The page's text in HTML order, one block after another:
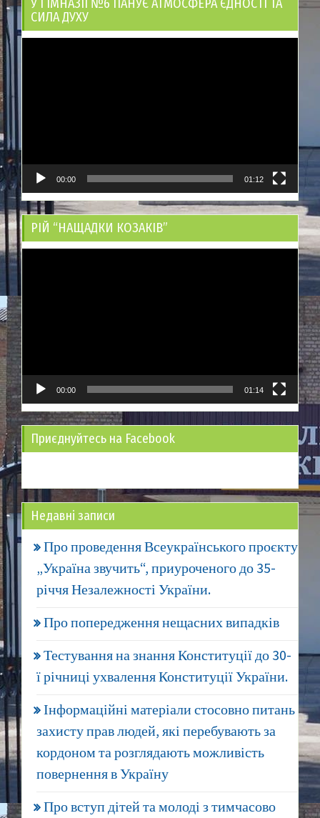
У ГІМНАЗІЇ №6 ПАНУЄ АТМОСФЕРА ЄДНОСТІ ТА
СИЛА ДУХУ
00:00 01:12
РІЙ “НАЩАДКИ КОЗАКІВ”
00:00 01:14
Приєднуйтесь на Facebook
Недавні записи
Про проведення Всеукраїнського проєкту
„Україна звучить“, приуроченого до 35-
річчя Незалежності України.
Про попередження нещасних випадків
Тестування на знання Конституції до 30-
ї річниці ухвалення Конституції України.
Інформаційні матеріали стосовно питань
захисту прав людей, які перебувають за
кордоном та розглядають можливість
повернення в Україну
Про вступ дітей та молоді з тимчасово